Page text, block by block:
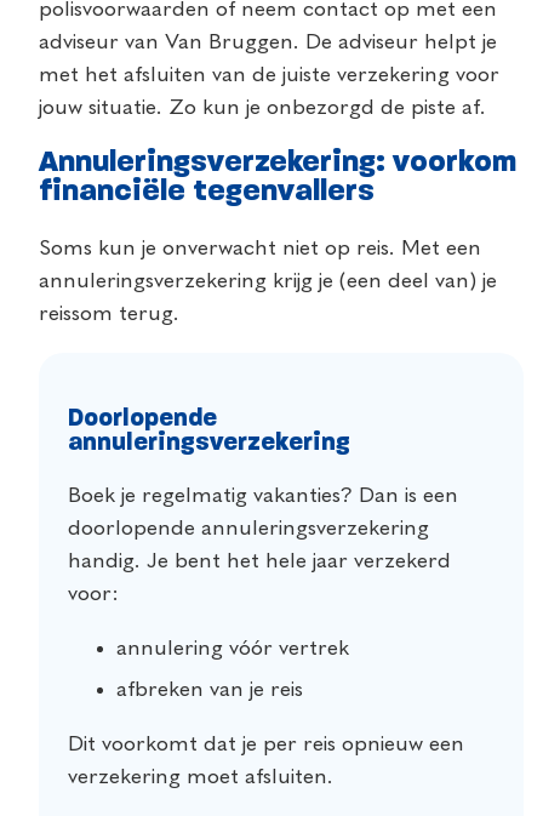
polisvoorwaarden of neem contact op met een
adviseur van Van Bruggen. De adviseur helpt je
met het afsluiten van de juiste verzekering voor
jouw situatie. Zo kun je onbezorgd de piste af.
Annuleringsverzekering: voorkom
financiële tegenvallers
Soms kun je onverwacht niet op reis. Met een
annuleringsverzekering krijg je (een deel van) je
reissom terug.
Doorlopende
annuleringsverzekering
Boek je regelmatig vakanties? Dan is een
doorlopende annuleringsverzekering
handig. Je bent het hele jaar verzekerd
voor:
annulering vóór vertrek
afbreken van je reis
Dit voorkomt dat je per reis opnieuw een
verzekering moet afsluiten.